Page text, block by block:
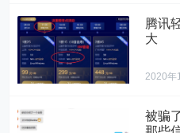
腾讯
大
2020年
被骗